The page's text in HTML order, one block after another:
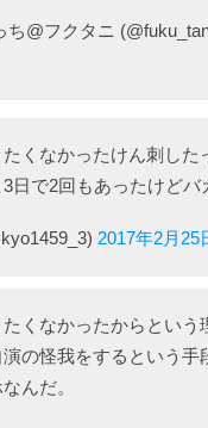
@フクタニ
くなかったけん刺した
日で2回もあったけどバ
2017年2月25
くなかったからという
の怪我をするという手
んだ。